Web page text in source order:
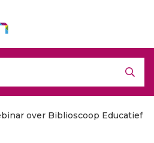
over Biblioscoop Educatief